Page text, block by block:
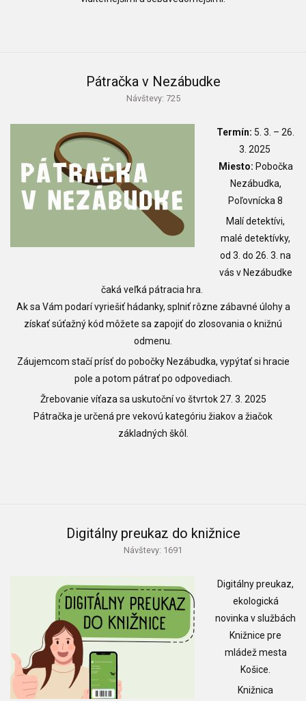
Pátračka v Nezábudke
Návštevy: 725
Termín: 5. 3. – 26.
3. 2025
Miesto: Pobočka
Nezábudka,
Poľovnícka 8
Malí detektívi,
malé detektívky,
od 3. do 26. 3. na
vás v Nezábudke
čaká veľká pátracia hra.
Ak sa Vám podarí vyriešiť hádanky, splniť rôzne zábavné úlohy a
získať súťažný kód môžete sa zapojiť do zlosovania o knižnú
odmenu.
Záujemcom stačí prísť do pobočky Nezábudka, vypýtať si hracie
pole a potom pátrať po odpovediach.
Žrebovanie víťaza sa uskutoční vo štvrtok 27. 3. 2025
Pátračka je určená pre vekovú kategóriu žiakov a žiačok
základných škôl.
Digitálny preukaz do knižnice
Návštevy: 1691
Digitálny preukaz,
ekologická
novinka v službách
Knižnice pre
mládež mesta
Košice.
Knižnica